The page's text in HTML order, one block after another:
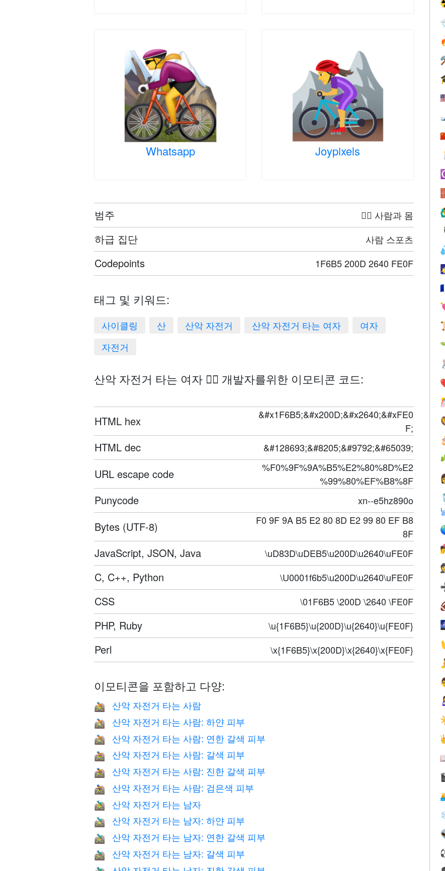
Whatsapp Joypixels
범주 🤦‍♀️ 사람과 몸
하급 집단 사람 스포츠
Codepoints 1F6B5 200D 2640 FE0F
태그 및 키워드:
사이클링 산 산악 자전거 산악 자전거 타는 여자
여자
자전거
산악 자전거 타는 여자 🚵‍♀️ 개발자를위한 이모티콘 코드:
HTML hex
&#x1F6B5;&#x200D;&#x2640;&#xFE0
F;
HTML dec &#128693;&#8205;&#9792;&#65039;
URL escape code
%F0%9F%9A%B5%E2%80%8D%E2
%99%80%EF%B8%8F
Punycode xn--e5hz890o
Bytes (UTF-8)
F0 9F 9A B5 E2 80 8D E2 99 80 EF B8
8F
JavaScript, JSON, Java \uD83D\uDEB5\u200D\u2640\uFE0F
C, C++, Python \U0001f6b5\u200D\u2640\uFE0F
CSS \01F6B5 \200D \2640 \FE0F
PHP, Ruby \u{1F6B5}\u{200D}\u{2640}\u{FE0F}
Perl \x{1F6B5}\x{200D}\x{2640}\x{FE0F}
이모티콘을 포함하고 다양:
🚵 산악 자전거 타는 사람
🚵🏻 산악 자전거 타는 사람: 하얀 피부
🚵🏼 산악 자전거 타는 사람: 연한 갈색 피부
🚵🏽 산악 자전거 타는 사람: 갈색 피부
🚵🏾 산악 자전거 타는 사람: 진한 갈색 피부
🚵🏿 산악 자전거 타는 사람: 검은색 피부
🚵‍♂️ 산악 자전거 타는 남자
🚵🏻‍♂️ 산악 자전거 타는 남자: 하얀 피부
🚵🏼‍♂️ 산악 자전거 타는 남자: 연한 갈색 피부
🚵🏽‍♂️ 산악 자전거 타는 남자: 갈색 피부